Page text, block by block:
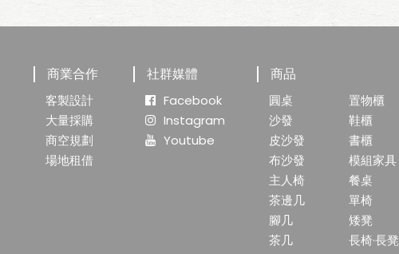
商業合作
客製設計
大量採購
商空規劃
場地租借
社群媒體
Facebook
Instagram
Youtube
商品
圓桌
沙發
皮沙發
布沙發
主人椅
茶邊几
腳几
茶几
置物櫃
鞋櫃
書櫃
模組家具
餐桌
單椅
矮凳
長椅·長凳